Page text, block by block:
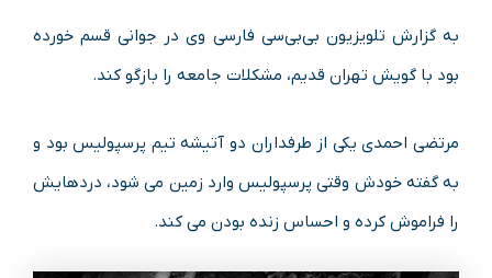
به گزارش تلویزیون بی‌بی‌سی فارسی وی در جوانی قسم خورده
بود با گویش تهران قدیم، مشکلات جامعه را بازگو کند.
مرتضی احمدی یکی از طرفداران دو آتیشه تیم پرسپولیس بود و
به گفته خودش وقتی پرسپولیس وارد زمین می شود، دردهایش
را فراموش کرده و احساس زنده بودن می کند.